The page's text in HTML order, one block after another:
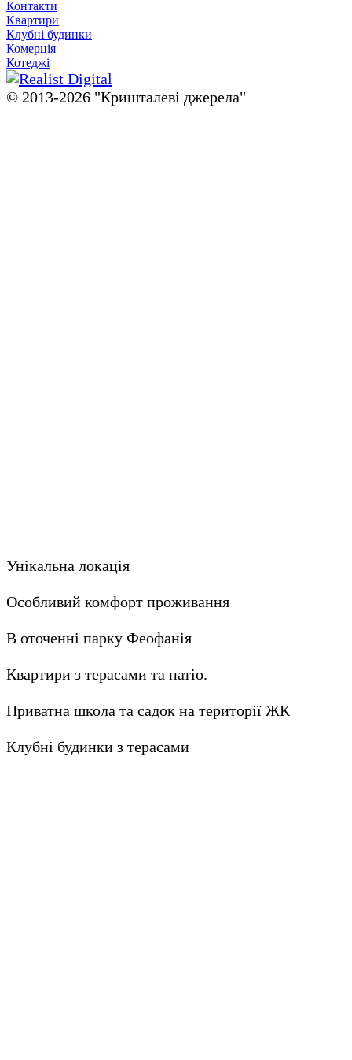
Контакти
Квартири
Клубні будинки
Комерція
Котеджі
© 2013-2026 "Кришталевi джерела"
Унікальна локація
Особливий комфорт проживання
В оточенні парку Феофанія
Квартири з терасами та патіо.
Приватна школа та садок на території ЖК
Клубні будинки з терасами